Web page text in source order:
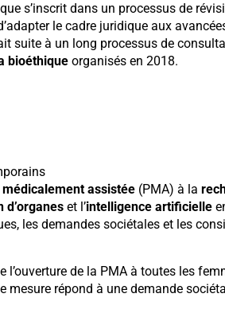
s’inscrit dans un processus de
le cadre juridique aux
suite à un long processus de
bioéthiqueorganisés en 2018.
assistée(PMA) à la
d’organeset l’intelligence artificielle
les demandes sociétales et les
de la PMA à toutes les
mesure répond à une demande